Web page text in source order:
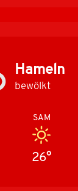
Hameln
bewölkt
SAM
26°